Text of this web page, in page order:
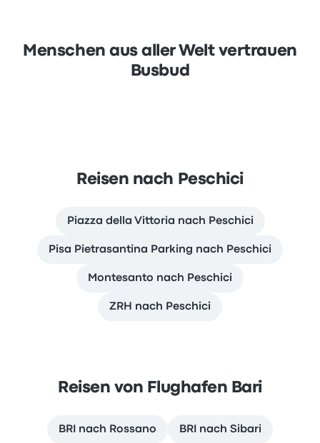
Menschen aus aller Welt vertrauen
Busbud
Reisen nach Peschici
Piazza della Vittoria nach Peschici
Pisa Pietrasantina Parking nach Peschici
Montesanto nach Peschici
ZRH nach Peschici
Reisen von Flughafen Bari
BRI nach Rossano BRI nach Sibari